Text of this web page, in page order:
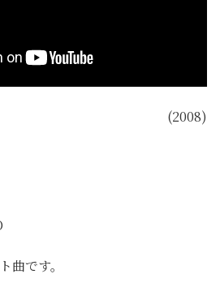
(2008)
曲です。